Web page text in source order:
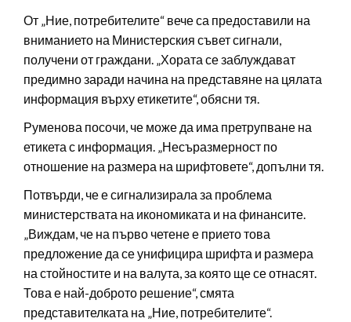
От „Ние, потребителите“ вече са предоставили на
вниманието на Министерския съвет сигнали,
получени от граждани. „Хората се заблуждават
предимно заради начина на представяне на цялата
информация върху етикетите“, обясни тя.
Руменова посочи, че може да има претрупване на
етикета с информация. „Несъразмерност по
отношение на размера на шрифтовете“, допълни тя.
Потвърди, че е сигнализирала за проблема
министерствата на икономиката и на финансите.
„Виждам, че на първо четене е прието това
предложение да се унифицира шрифта и размера
на стойностите и на валута, за която ще се отнасят.
Това е най-доброто решение“, смята
представителката на „Ние, потребителите“.